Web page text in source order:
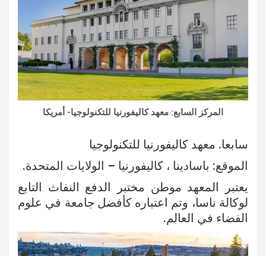
المركز السابع: معهد كاليفورنيا للتكنولوجيا- أمريكا
سابعا. معهد كاليفورنيا للتكنولوجيا
الموقع: باسادينا ، كاليفورنيا – الولايات المتحدة.
يعتبر المعهد موطن مختبر الدفع النفاث التابع
لوكالة ناسا، وتم اعتباره كأفضل جامعة في علوم
الفضاء في العالم.